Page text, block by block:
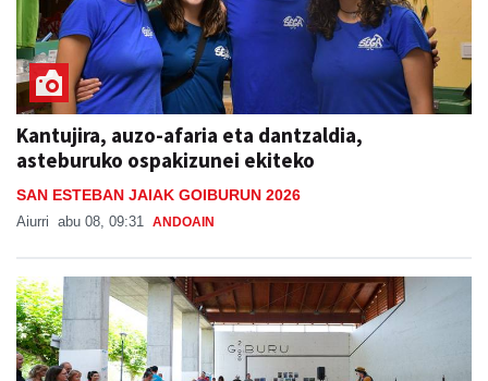
Kantujira, auzo-afaria eta dantzaldia,
asteburuko ospakizunei ekiteko
SAN ESTEBAN JAIAK GOIBURUN 2026
Aiurri abu 08, 09:31 ANDOAIN